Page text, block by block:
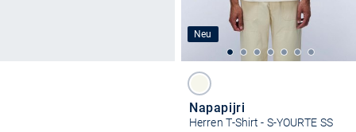
Neu
Napapijri
Herren T-Shirt - S-YOURTE SS